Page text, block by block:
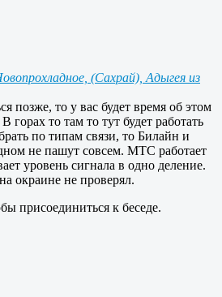
(Сахрай), Адыгея из
позже, то у вас будет время об этом
горах то там то тут будет работать
по типам связи, то Билайн и
не пашут совсем. МТС работает
уровень сигнала в одно деление.
окраине не проверял.
присоединиться к беседе.